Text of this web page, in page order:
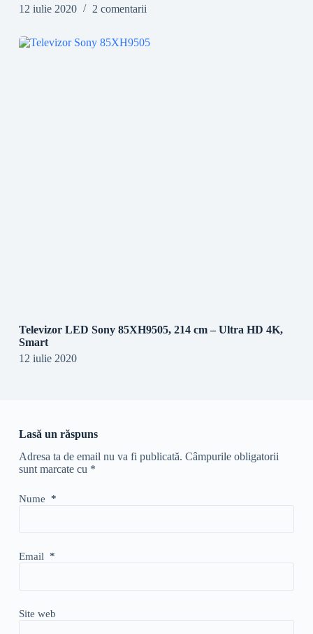
12 iulie 2020
2 comentarii
Televizor LED Sony 85XH9505, 214 cm – Ultra HD 4K,
Smart
12 iulie 2020
Lasă un răspuns
Adresa ta de email nu va fi publicată. Câmpurile obligatorii
sunt marcate cu *
Nume *
Email *
Site web